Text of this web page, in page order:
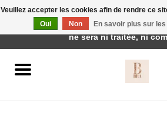
Veuillez accepter les cookies afin de rendre ce
Oui
Non En savoir plus sur
Cette boutique est en construction.
ne sera ni traitée, ni